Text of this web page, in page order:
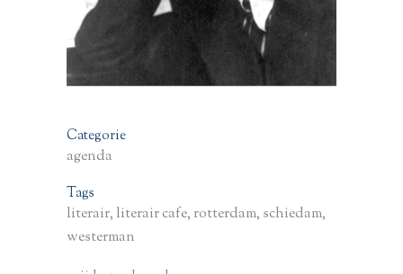
Categorie
agenda
Tags
literair, literair cafe, rotterdam, schiedam,
westerman